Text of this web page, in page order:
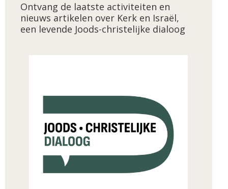
Ontvang de laatste activiteiten en
nieuws artikelen over Kerk en Israël,
een levende Joods-christelijke dialoog